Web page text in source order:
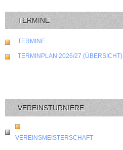
TERMINE
TERMINE
TERMINPLAN 2026/27 (ÜBERSICHT)
VEREINSTURNIERE
VEREINSMEISTERSCHAFT